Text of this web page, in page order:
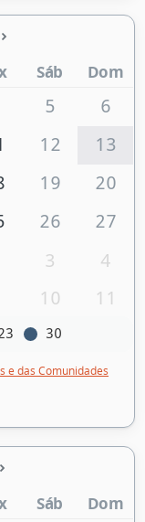
Sáb Dom
5
6
12
13
19
20
26
27
3
4
10 11
30
e das Comunidades
Sáb Dom